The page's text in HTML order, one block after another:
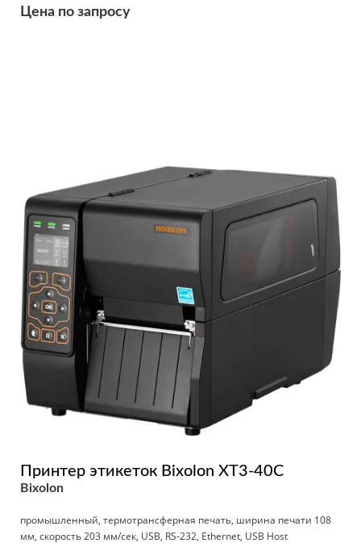
Цена по запросу
Принтер этикеток Bixolon XT3-40C
Bixolon
промышленный, термотрансферная печать, ширина печати 108
мм, скорость 203 мм/сек, USB, RS-232, Ethernet, USB Host